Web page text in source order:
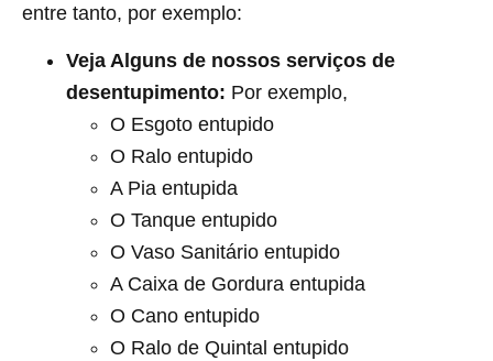
entre tanto, por exemplo:
Veja Alguns de nossos serviços de
desentupimento: Por exemplo,
O Esgoto entupido
O Ralo entupido
A Pia entupida
O Tanque entupido
O Vaso Sanitário entupido
A Caixa de Gordura entupida
O Cano entupido
O Ralo de Quintal entupido